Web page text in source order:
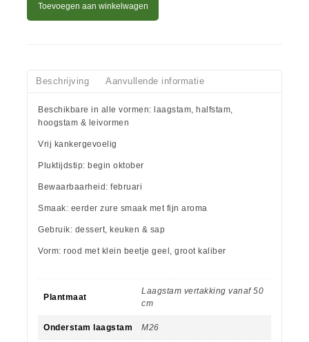
Toevoegen aan winkelwagen
Beschrijving Aanvullende informatie
Beschikbare in alle vormen: laagstam, halfstam,
hoogstam & leivormen
Vrij kankergevoelig
Pluktijdstip: begin oktober
Bewaarbaarheid: februari
Smaak: eerder zure smaak met fijn aroma
Gebruik: dessert, keuken & sap
Vorm: rood met klein beetje geel, groot kaliber
Plantmaat
Laagstam vertakking vanaf 50
cm
Onderstam laagstam M26